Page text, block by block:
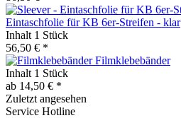
Eintaschfolie für KB 6er-Streifen - klar
Inhalt 1 Stück
56,50 € *
Filmklebebänder
Inhalt 1 Stück
ab 14,50 € *
Zuletzt angesehen
Service Hotline